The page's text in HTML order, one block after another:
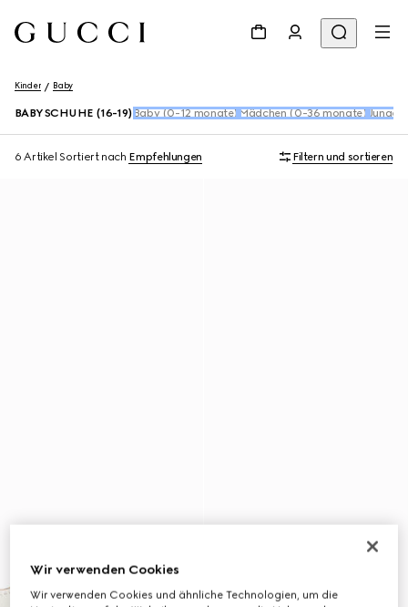
Kinder Baby
BABY SCHUHE (16-19) Baby (0-12 monate) Mädchen (0-36 monate)
6 Artikel Sortiert nach Empfehlungen Filtern und sortieren
Wir verwenden Cookies
Wir verwenden Cookies und ähnliche Technologien, um die